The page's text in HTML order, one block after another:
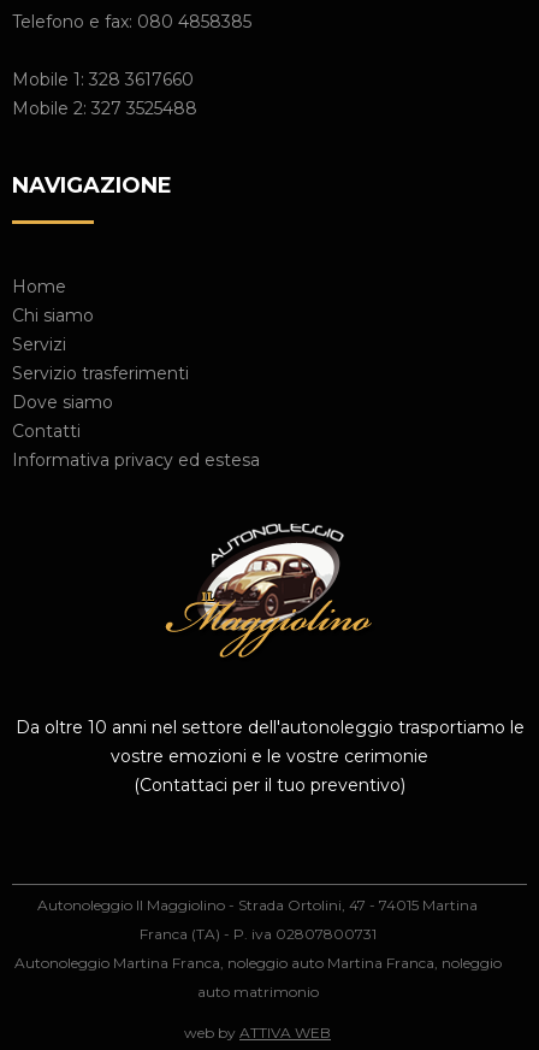
Telefono e fax: 080 4858385
Mobile 1: 328 3617660
Mobile 2: 327 3525488
NAVIGAZIONE
Home
Chi siamo
Servizi
Servizio trasferimenti
Dove siamo
Contatti
Informativa privacy ed estesa
Da oltre 10 anni nel settore dell'autonoleggio trasportiamo le
vostre emozioni e le vostre cerimonie
(Contattaci per il tuo preventivo)
Autonoleggio Il Maggiolino - Strada Ortolini, 47 - 74015 Martina
Franca (TA) - P. iva 02807800731
Autonoleggio Martina Franca, noleggio auto Martina Franca, noleggio
auto matrimonio
web by ATTIVA WEB